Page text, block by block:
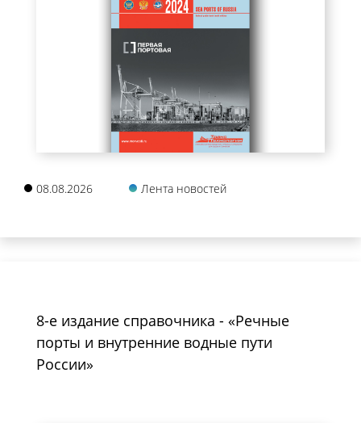
08.08.2026 Лента новостей
8-е издание справочника - «Речные
порты и внутренние водные пути
России»